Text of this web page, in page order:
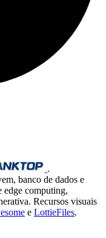
.
banco de dados e
computing,
Recursos visuais
e LottieFiles.